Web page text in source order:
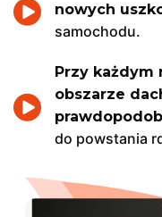
nowych
samochodu.
Przy każdym
obszarze
do powstania